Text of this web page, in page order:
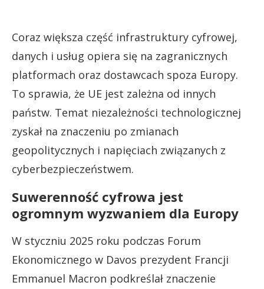
Coraz większa część infrastruktury cyfrowej,
danych i usług opiera się na zagranicznych
platformach oraz dostawcach spoza Europy.
To sprawia, że UE jest zależna od innych
państw. Temat niezależności technologicznej
zyskał na znaczeniu po zmianach
geopolitycznych i napięciach związanych z
cyberbezpieczeństwem.
Suwerenność cyfrowa jest
ogromnym wyzwaniem dla Europy
W styczniu 2025 roku podczas Forum
Ekonomicznego w Davos prezydent Francji
Emmanuel Macron podkreślał znaczenie